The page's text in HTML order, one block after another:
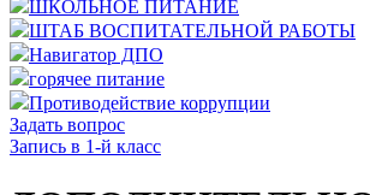
ШКОЛЬНОЕ ПИТАНИЕ
ШТАБ ВОСПИТАТЕЛЬНОЙ РАБОТЫ
Навигатор ДПО
горячее питание
Противодействие коррупции
Задать вопрос
Запись в 1-й класс